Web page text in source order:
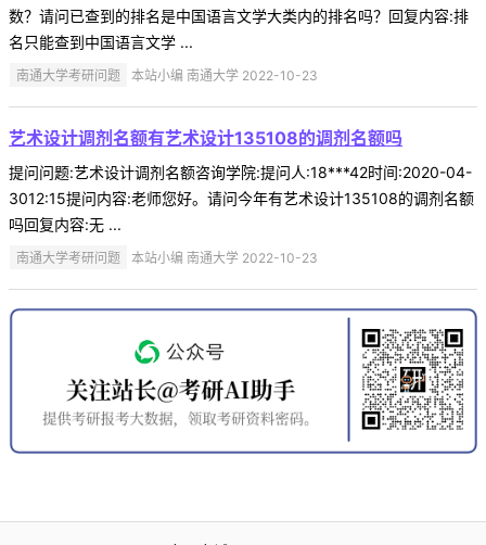
数？请问已查到的排名是中国语言文学大类内的排名吗？回复内容:排
名只能查到中国语言文学 ...
南通大学考研问题 本站小编 南通大学 2022-10-23
艺术设计调剂名额有艺术设计135108的调剂名额吗
提问问题:艺术设计调剂名额咨询学院:提问人:18***42时间:2020-04-
3012:15提问内容:老师您好。请问今年有艺术设计135108的调剂名额
吗回复内容:无 ...
南通大学考研问题 本站小编 南通大学 2022-10-23